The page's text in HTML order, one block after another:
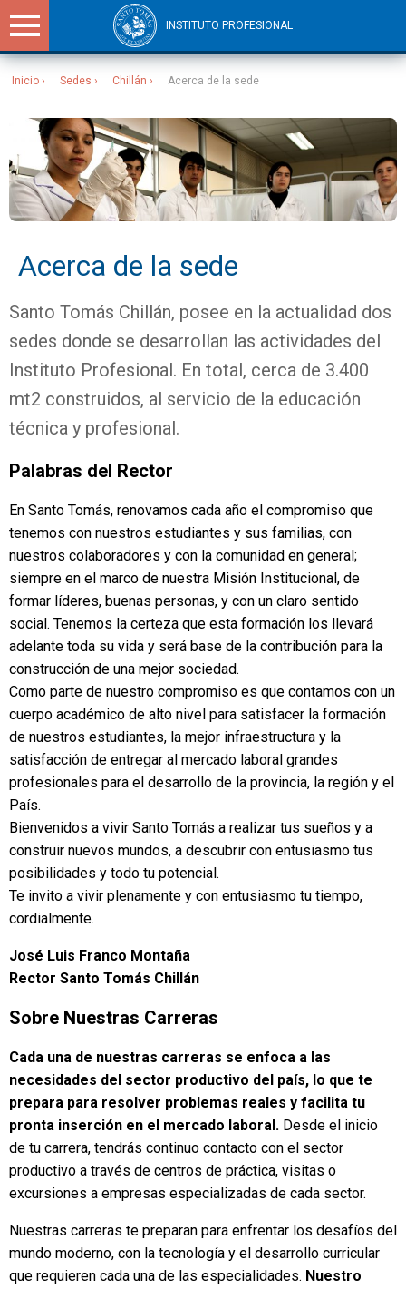
INSTITUTO PROFESIONAL
Inicio Sedes Chillán Acerca de la sede
Acerca de la sede
Santo Tomás Chillán, posee en la actualidad dos
sedes donde se desarrollan las actividades del
Instituto Profesional. En total, cerca de 3.400
mt2 construidos, al servicio de la educación
técnica y profesional.
Palabras del Rector
En Santo Tomás, renovamos cada año el compromiso que
tenemos con nuestros estudiantes y sus familias, con
nuestros colaboradores y con la comunidad en general;
siempre en el marco de nuestra Misión Institucional, de
formar líderes, buenas personas, y con un claro sentido
social. Tenemos la certeza que esta formación los llevará
adelante toda su vida y será base de la contribución para la
construcción de una mejor sociedad.
Como parte de nuestro compromiso es que contamos con un
cuerpo académico de alto nivel para satisfacer la formación
de nuestros estudiantes, la mejor infraestructura y la
satisfacción de entregar al mercado laboral grandes
profesionales para el desarrollo de la provincia, la región y el
País.
Bienvenidos a vivir Santo Tomás a realizar tus sueños y a
construir nuevos mundos, a descubrir con entusiasmo tus
posibilidades y todo tu potencial.
Te invito a vivir plenamente y con entusiasmo tu tiempo,
cordialmente.
José Luis Franco Montaña
Rector Santo Tomás Chillán
Sobre Nuestras Carreras
Cada una de nuestras carreras se enfoca a las
necesidades del sector productivo del país, lo que te
prepara para resolver problemas reales y facilita tu
pronta inserción en el mercado laboral. Desde el inicio
de tu carrera, tendrás continuo contacto con el sector
productivo a través de centros de práctica, visitas o
excursiones a empresas especializadas de cada sector.
Nuestras carreras te preparan para enfrentar los desafíos del
mundo moderno, con la tecnología y el desarrollo curricular
que requieren cada una de las especialidades. Nuestro